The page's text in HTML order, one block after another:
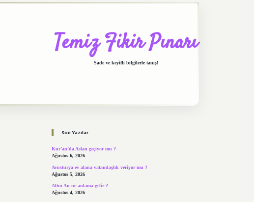
Temiz Fikir Pınarı
Sade ve keyifli bilgilerle tanış!
Son Yazılar
Kur’an’da Aslan geçiyor mu ?
Ağustos 6, 2026
Avusturya ev alana vatandaşlık veriyor mu ?
Ağustos 5, 2026
Altın Au ne anlama gelir ?
Ağustos 4, 2026